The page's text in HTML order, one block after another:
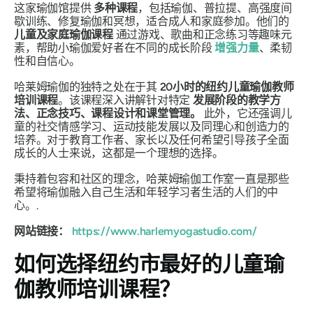
这家瑜伽馆提供 多种课程，包括瑜伽、普拉提、高强度间
歇训练、修复瑜伽和冥想，适合成人和家庭参加。他们的
儿童及家庭瑜伽课程通过游戏、歌曲和正念练习等趣味元
素，帮助小瑜伽爱好者在不同的成长阶段增强力量、柔韧
性和自信心。
哈莱姆瑜伽的独特之处在于其 20小时的纽约儿童瑜伽教师
培训课程。该课程深入讲解针对特定 发展阶段的教学方
法、正念技巧、课程设计和课堂管理。
此外，它还强调儿
童的社交情感学习、运动技能发展以及同理心和创造力的
培养。对于教育工作者、家长以及任何希望引导孩子全面
成长的人士来说，这都是一个理想的选择。
秉持着包容和社区的理念，哈莱姆瑜伽工作室一直是那些
希望将瑜伽融入自己生活和年轻学习者生活的人们的中
心。.
网站链接：
https://www.harlemyogastudio.com/
如何选择纽约市最好的儿童瑜
伽教师培训课程？